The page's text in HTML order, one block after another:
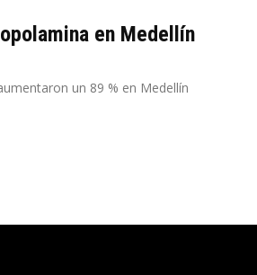
en Medellín
un 89 % en Medellín